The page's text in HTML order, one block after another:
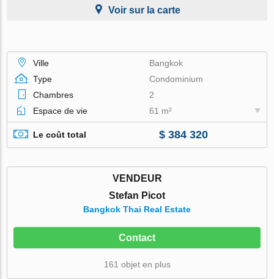
Voir sur la carte
Ville
Bangkok
Type
Condominium
Chambres
2
Espace de vie
61 m²
Le coût total $ 384 320
VENDEUR
Stefan Picot
Bangkok Thai Real Estate
Contact
161 objet en plus